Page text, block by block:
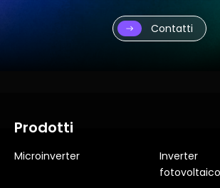
Contatti
Prodotti
Microinverter
Inverter
fotovoltaico